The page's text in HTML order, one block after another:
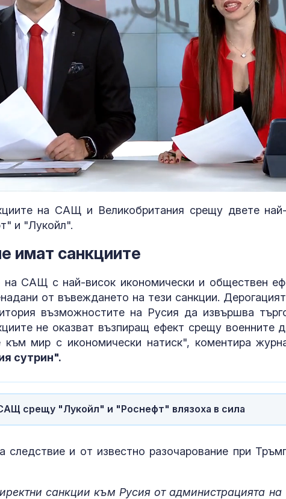
на САЩ и Великобритания срещу двете
и "Лукойл".
имат санкциите
на САЩ с най-висок икономически и обществен
от въвеждането на тези санкции.
възможностите на Русия да извършва
не оказват възпиращ ефект срещу военните
към мир с икономически натиск", коментира
сутрин".
срещу "Лукойл" и "Роснефт" влязоха в сила
и от известно разочарование при
санкции към Русия от администрацията